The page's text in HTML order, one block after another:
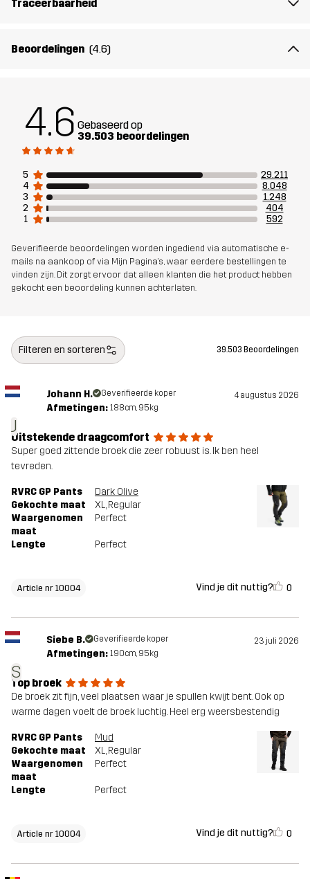
Artikelnummer
Traceerbaarheid
Beoordelingen (4.6)
4.6 Gebaseerd op
39.503 beoordelingen
5
29.211
4
8.048
3
1.248
2
404
1
592
Geverifieerde beoordelingen worden ingediend via automatische e-
mails na aankoop of via Mijn Pagina's, waar eerdere bestellingen te
vinden zijn. Dit zorgt ervoor dat alleen klanten die het product hebben
gekocht een beoordeling kunnen achterlaten.
Filteren en sorteren 39.503 Beoordelingen
J
Johann H. Geverifieerde koper 4 augustus 2026
Afmetingen: 188cm, 95kg
Uitstekende draagcomfort
Super goed zittende broek die zeer robuust is. Ik ben heel
tevreden.
RVRC GP Pants
Dark Olive
Gekochte maat
XL, Regular
Waargenomen
maat
Perfect
Lengte Perfect
Article nr 10004 Vind je dit nuttig? 0
S
Siebe B. Geverifieerde koper 23 juli 2026
Afmetingen: 190cm, 95kg
Top broek
De broek zit fijn, veel plaatsen waar je spullen kwijt bent. Ook op
warme dagen voelt de broek luchtig. Heel erg weersbestendig
RVRC GP Pants
Mud
Gekochte maat
XL, Regular
Waargenomen
maat
Perfect
Lengte Perfect
Article nr 10004 Vind je dit nuttig? 0